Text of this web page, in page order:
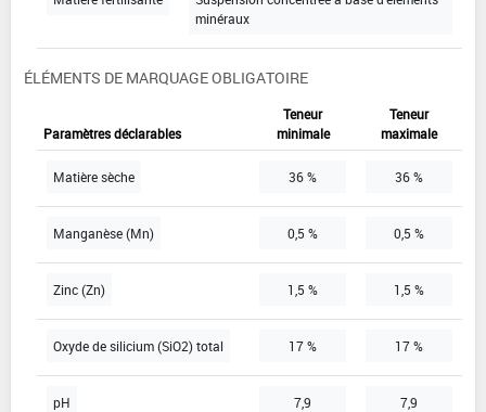
minéraux
ÉLÉMENTS DE MARQUAGE OBLIGATOIRE
Paramètres déclarables
Teneur
minimale
Teneur
maximale
Matière sèche 36 % 36 %
Manganèse (Mn) 0,5 % 0,5 %
Zinc (Zn) 1,5 % 1,5 %
Oxyde de silicium (SiO2) total 17 % 17 %
pH 7,9 7,9